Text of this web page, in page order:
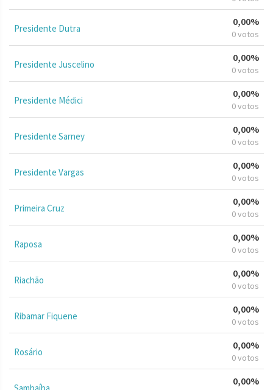
Presidente Dutra
0,00%
0 votos
Presidente Juscelino
0,00%
0 votos
Presidente Médici
0,00%
0 votos
Presidente Sarney
0,00%
0 votos
Presidente Vargas
0,00%
0 votos
Primeira Cruz
0,00%
0 votos
Raposa
0,00%
0 votos
Riachão
0,00%
0 votos
Ribamar Fiquene
0,00%
0 votos
Rosário
0,00%
0 votos
0,00%